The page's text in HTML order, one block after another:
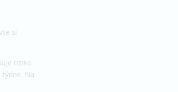
si
riziko
Na